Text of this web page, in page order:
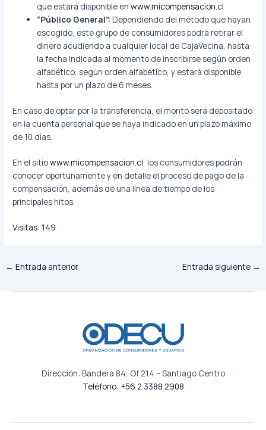
que estará disponible enwww.micompensacion.cl
“Público General”:Dependiendo del método que hayan
escogido, este grupo de consumidores podrá retirar el
dinero acudiendo a cualquier local de CajaVecina, hasta
la fecha indicada al momento de inscribirse según orden
alfabético, según orden alfabético, y estará disponible
hasta por un plazo de 6 meses.
En caso de optar por la transferencia, el monto será depositado
en la cuenta personal que se haya indicado en un plazo máximo
de 10 días.
En el sitiowww.micompensacion.cl, los consumidores podrán
conocer oportunamente y en detalle el proceso de pago de la
compensación, además de una línea de tiempo de los
principales hitos.
Visitas: 149
← Entrada anterior Entrada siguiente →
Dirección: Bandera 84, Of 214 – Santiago Centro
Teléfono: +56 2 3388 2908